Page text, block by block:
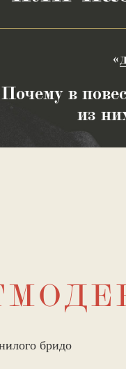
Почему в
из
бридо